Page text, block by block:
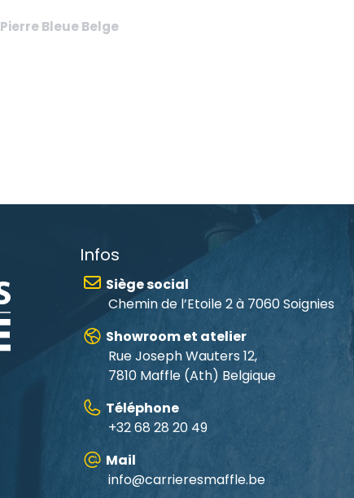
Pierre Bleue Belge
Infos
Siège social
Chemin de l’Etoile 2 à 7060 Soignies
Showroom et atelier
Rue Joseph Wauters 12,
7810 Maffle (Ath) Belgique
Téléphone
+32 68 28 20 49
Mail
info@carrieresmaffle.be